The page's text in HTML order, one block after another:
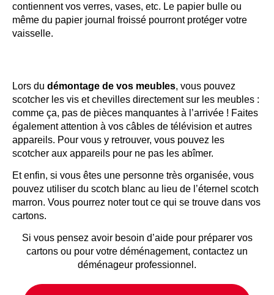
contiennent vos verres, vases, etc. Le papier bulle ou
même du papier journal froissé pourront protéger votre
vaisselle.
Lors du démontage de vos meubles, vous pouvez
scotcher les vis et chevilles directement sur les meubles :
comme ça, pas de pièces manquantes à l’arrivée ! Faites
également attention à vos câbles de télévision et autres
appareils. Pour vous y retrouver, vous pouvez les
scotcher aux appareils pour ne pas les abîmer.
Et enfin, si vous êtes une personne très organisée, vous
pouvez utiliser du scotch blanc au lieu de l’éternel scotch
marron. Vous pourrez noter tout ce qui se trouve dans vos
cartons.
Si vous pensez avoir besoin d’aide pour préparer vos
cartons ou pour votre déménagement, contactez un
déménageur professionnel.